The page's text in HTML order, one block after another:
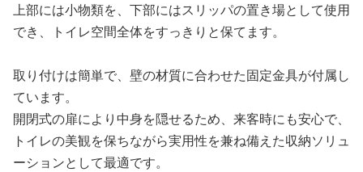
上部には小物類を、下部にはスリッパの置き場として使用
でき、トイレ空間全体をすっきりと保てます。
取り付けは簡単で、壁の材質に合わせた固定金具が付属し
ています。
開閉式の扉により中身を隠せるため、来客時にも安心で、
トイレの美観を保ちながら実用性を兼ね備えた収納ソリュ
ーションとして最適です。